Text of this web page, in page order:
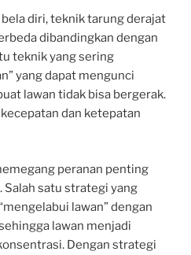
diri, teknik tarung derajat
dibandingkan dengan
teknik yang sering
yang dapat mengunci
lawan tidak bisa bergerak.
dan ketepatan
peranan penting
Salah satu strategi yang
lawan” dengan
lawan menjadi
Dengan strategi